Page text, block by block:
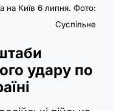
на Київ 6 липня. Фото:
Суспільне
удару по